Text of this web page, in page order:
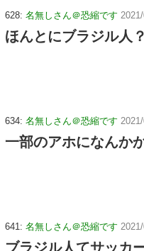
628: 名無しさん＠恐縮です
ほんとにブラジル人？
634: 名無しさん＠恐縮です
一部のアホになんか
641: 名無しさん＠恐縮です
ブラジル人てサッカ